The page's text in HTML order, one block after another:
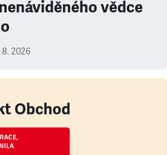
vědce
8. 2026
Obchod